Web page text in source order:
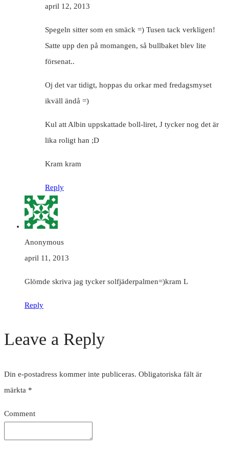
april 12, 2013
Spegeln sitter som en smäck =) Tusen tack verkligen!
Satte upp den på momangen, så bullbaket blev lite
försenat..
Oj det var tidigt, hoppas du orkar med fredagsmyset
ikväll ändå =)
Kul att Albin uppskattade boll-liret, J tycker nog det är
lika roligt han ;D
Kram kram
Reply
Anonymous
april 11, 2013
Glömde skriva jag tycker solfjäderpalmen=)kram L
Reply
Leave a Reply
Din e-postadress kommer inte publiceras. Obligatoriska fält är
märkta *
Comment